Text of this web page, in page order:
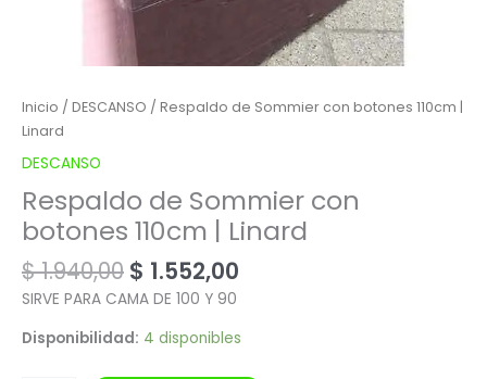
Inicio / DESCANSO / Respaldo de Sommier con botones 110cm |
Linard
DESCANSO
Respaldo de Sommier con
botones 110cm | Linard
$1.940,00 $ 1.552,00
SIRVE PARA CAMA DE 100 Y 90
Disponibilidad: 4 disponibles